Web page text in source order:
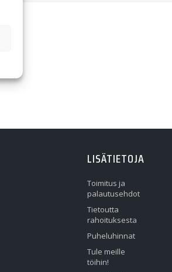
LISÄTIETOJA
Toimitus ja
palautusehdot
Tietoutta
rahoituksesta
Puheluhinnat
Tule meille
töihin!